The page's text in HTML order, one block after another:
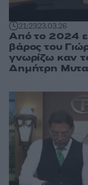
21:2323.03.26
Από το 2024
βάρος του
γνωρίζω καν
Δημήτρη